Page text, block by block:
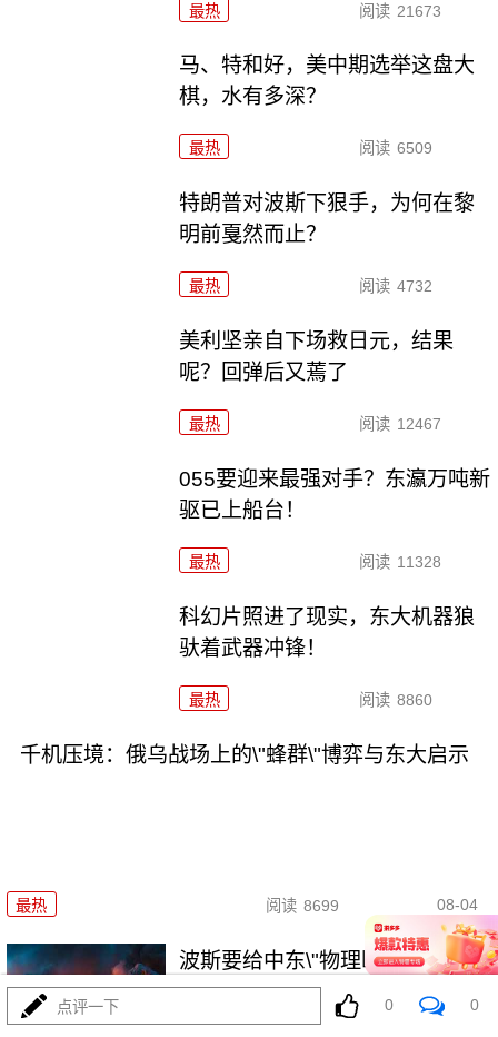
最热 阅读 21673
马、特和好，美中期选举这盘大
棋，水有多深？
最热 阅读 6509
特朗普对波斯下狠手，为何在黎
明前戛然而止？
最热 阅读 4732
美利坚亲自下场救日元，结果
呢？回弹后又蔫了
最热 阅读 12467
055要迎来最强对手？东瀛万吨新
驱已上船台！
最热 阅读 11328
科幻片照进了现实，东大机器狼
驮着武器冲锋！
最热 阅读 8860
千机压境：俄乌战场上的\"蜂群\"博弈与东大启示
最热 阅读 8699 08-04
波斯要给中东\"物理断网\"，特朗
普忙递橄榄枝？
点评一下 0 0